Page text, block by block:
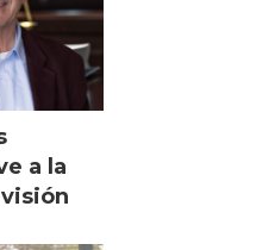
a la